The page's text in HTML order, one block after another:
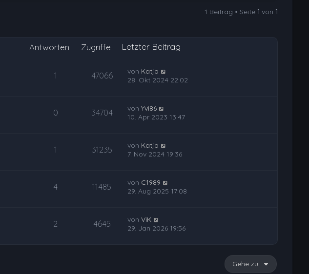
1 Beitrag • Seite1 von1
Antworten Zugriffe Letzter Beitrag
1 47066 von Katja
28. Okt 2024 22:02
0 34704 vonYvi86
10. Apr 2023 13:47
1 31235 von Katja
7. Nov 2024 19:36
4 11485 von C1989
29. Aug 2025 17:08
2 4645 vonViK
29. Jan 2026 19:56
Gehe zu